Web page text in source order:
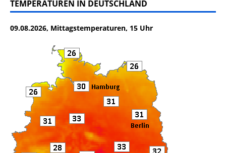
e
b
k
te
r
l n
TEMPERATUREN IN DEUTSCHLAND
09.08.2026, Mittagstemperaturen, 15 Uhr